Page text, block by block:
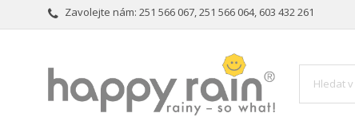
Zavolejte nám: 251 566 067, 251 566 064, 603 432 261